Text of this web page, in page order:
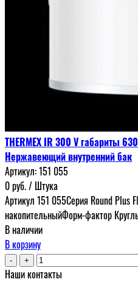
THERMEX IR 300 V габариты
Нержавеющий внутренний бак
Артикул:151 055
0руб./ Штука
Артикул 151 055Серия Round Plus
накопительныйФорм-фактор
В наличии
В корзину
- +
Наши контакты